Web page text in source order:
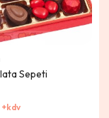
Sepeti
+kdv